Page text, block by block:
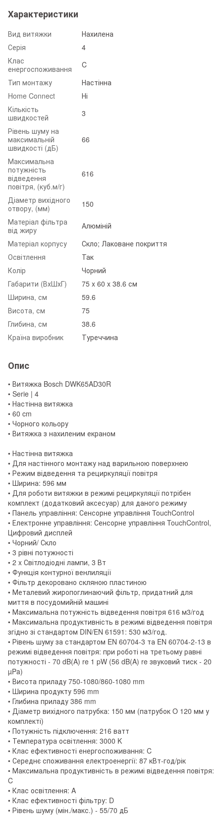
Характеристики
Вид витяжки
Нахилена
Серія
4
Клас
енергоспоживання
C
Тип монтажу
Настінна
Home Connect
Ні
Кількість
швидкостей
3
Рівень шуму на
максимальній
швидкості (дБ)
66
Максимальна
потужність
відведення
повітря, (куб.м/г)
616
Діаметр вихідного
отвору, (мм)
150
Матеріал фільтра
від жиру
Алюміній
Матеріал корпусу
Скло; Лаковане покриття
Освітлення
Так
Колір
Чорний
Габарити (ВхШхГ)
75 x 60 x 38.6 см
Ширина, см
59.6
Висота, см
75
Глибина, см
38.6
Країна виробник
Туреччина
Опис
• Витяжка Bosch DWK65AD30R
• Serie | 4
• Настінна витяжка
• 60 cm
• Чорного кольору
• Витяжка з нахиленим екраном
• Настінна витяжка
• Для настінного монтажу над варильною поверхнею
• Режим відведення та рециркуляції повітря
• Ширина: 596 мм
• Для роботи витяжки в режимі рециркуляції потрібен
комплект (додатковий аксесуар) для даного режиму
• Панель управління: Сенсорне управління TouchControl
• Електронне управління: Сенсорне управління TouchControl,
Цифровий дисплей
• Чорний/ Скло
• 3 рівні потужності
• 2 x Світлодіодні лампи, 3 Вт
• Функція контурної венлиляції
• Фільтр декоровано скляною пластиною
• Металевий жиропоглинаючий фільтр, придатний для
миття в посудомийній машині
• Максимальна потужність відведення повітря 616 м3/год
• Максимальна продуктивність в режимі відведення повітря
згідно зі стандартом DIN/EN 61591: 530 м3/год.
• Рівень шуму за стандартом EN 60704-3 та EN 60704-2-13 в
режимі відведення повітря: при роботі на третьому равні
потужності - 70 dB(A) re 1 pW (56 dB(A) re звуковий тиск - 20
µPa)
• Висота приладу 750-1080/860-1080 mm
• Ширина продукту 596 mm
• Глибина приладу 386 mm
• Діаметр вихідного патрубка: 150 мм (патрубок O 120 мм у
комплекті)
• Потужність підключення: 216 ватт
• Температура освітлення: 3000 K
• Клас ефективності енергоспоживання: C
• Середнє споживання електроенергії: 87 кВт-год/рік
• Максимальна продуктивність в режимі відведення повітря:
C
• Клас освітлення: A
• Клас ефективності фільтру: D
• Рівень шуму (мін./макс.) - 55/70 дБ